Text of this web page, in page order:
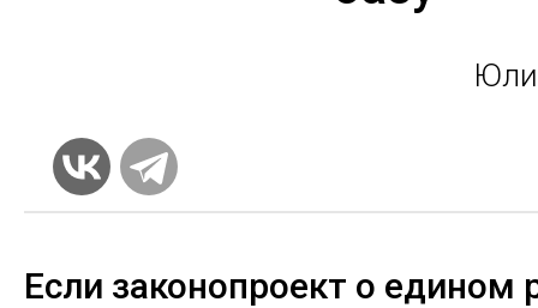
Если законопроект о едином